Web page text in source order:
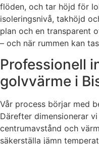
flöden, och tar höjd för
isoleringsnivå, takhöjd
plan och en transparent
– och när rummen kan
Professionell
golvvärme i
Vår process börjar med
Därefter dimensionerar
centrumavstånd och
säkerställa jämn